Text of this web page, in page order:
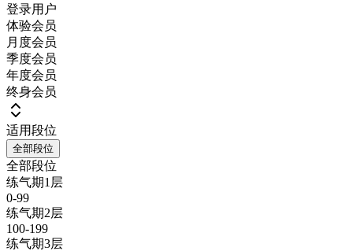
登录用户
体验会员
月度会员
季度会员
年度会员
终身会员
适用段位
全部段位
全部段位
练气期1层
0-99
练气期2层
100-199
练气期3层